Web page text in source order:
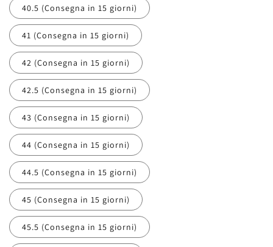
40.5 (Consegna in 15 giorni)
41 (Consegna in 15 giorni)
42 (Consegna in 15 giorni)
42.5 (Consegna in 15 giorni)
43 (Consegna in 15 giorni)
44 (Consegna in 15 giorni)
44.5 (Consegna in 15 giorni)
45 (Consegna in 15 giorni)
45.5 (Consegna in 15 giorni)